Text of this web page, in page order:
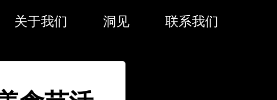
关于我们 洞见 联系我们